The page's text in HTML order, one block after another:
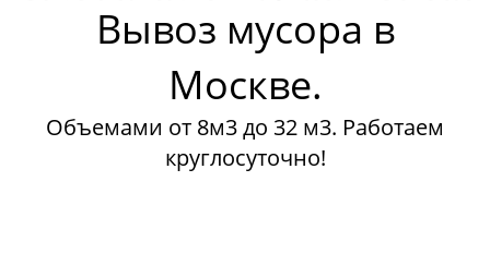
Вывоз мусора в
Москве.
Объемами от 8м3 до 32 м3. Работаем
круглосуточно!